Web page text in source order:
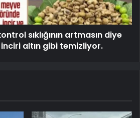
sıklığının artmasın diye
altın gibi temizliyor.